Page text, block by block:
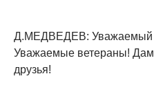
Д.МЕДВЕДЕВ: Уважаемый
Уважаемые ветераны!
друзья!